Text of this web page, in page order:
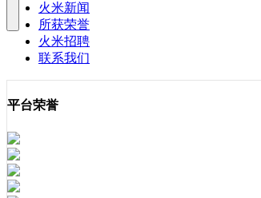
火米新闻
所获荣誉
火米招聘
联系我们
平台荣誉